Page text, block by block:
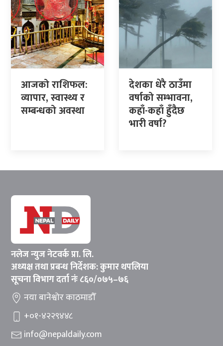
आजको राशिफल:
व्यापार, स्वास्थ्य र
सम्बन्धको अवस्था
देशका धेरै ठाउँमा
वर्षाको सम्भावना,
कहाँ-कहाँ हुँदैछ
भारी वर्षा?
नलेज न्युज नेटवर्क प्रा. लि.
अध्यक्ष तथा प्रबन्ध निर्देशक: कुमार थपलिया
सूचना विभाग दर्ता नंः ८६०/०७५–७६
नया बानेश्वोर काठमाडौँ
+०१-४२२९४४८
info@nepaldaily.com